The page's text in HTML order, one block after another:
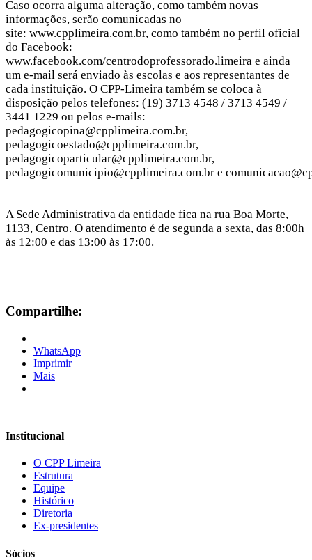
Caso ocorra alguma alteração, como também novas
informações, serão comunicadas no
site: www.cpplimeira.com.br, como também no perfil oficial
do Facebook:
www.facebook.com/centrodoprofessorado.limeira e ainda
um e-mail será enviado às escolas e aos representantes de
cada instituição. O CPP-Limeira também se coloca à
disposição pelos telefones: (19) 3713 4548 / 3713 4549 /
3441 1229 ou pelos e-mails:
pedagogicopina@cpplimeira.com.br,
pedagogicoestado@cpplimeira.com.br,
pedagogicoparticular@cpplimeira.com.br,
pedagogicomunicipio@cpplimeira.com.br e
A Sede Administrativa da entidade fica na rua Boa Morte,
1133, Centro. O atendimento é de segunda a sexta, das 8:00h
às 12:00 e das 13:00 às 17:00.
Compartilhe:
WhatsApp
Imprimir
Mais
Institucional
O CPP Limeira
Estrutura
Equipe
Histórico
Diretoria
Ex-presidentes
Sócios